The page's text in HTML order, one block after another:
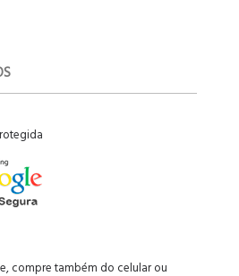
compre também do celular ou